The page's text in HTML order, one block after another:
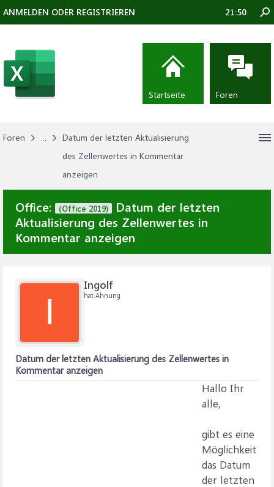
Foren ...
Datum der letzten Aktualisierung
des Zellenwertes in Kommentar
anzeigen
Office: (Office 2019)
Datum der letzten
Aktualisierung des Zellenwertes in
Kommentar anzeigen
I
Ingolf
hat Ahnung
Datum der letzten Aktualisierung des Zellenwertes in
Kommentar anzeigen
Hallo Ihr
alle,
gibt es eine
Möglichkeit
das Datum
der letzten
ANMELDEN ODER REGISTRIEREN 21:50
Startseite Foren